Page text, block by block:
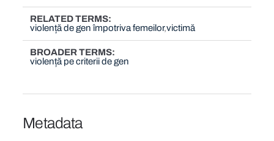
RELATED TERMS
violență de gen împotriva femeilor victimă
BROADER TERMS
violență pe criterii de gen
Metadata